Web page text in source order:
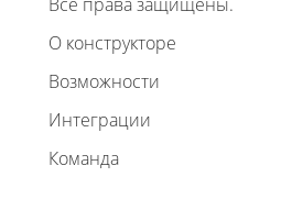
О конструкторе
Возможности
Интеграции
Команда